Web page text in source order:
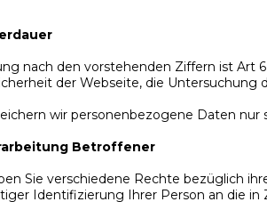
nach den vorstehenden Ziffern ist Art
der Webseite, die
wir personenbezogene Daten
Betroffener
Sie verschiedene Rechte bezüglich
Identifizierung Ihrer Person an die in